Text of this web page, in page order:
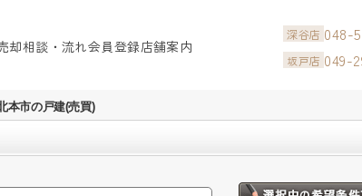
却相談・流れ会員登録店舗案内
深谷店 048-
坂戸店 049-
本市の戸建(売買)